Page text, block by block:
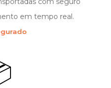
em tempo real.